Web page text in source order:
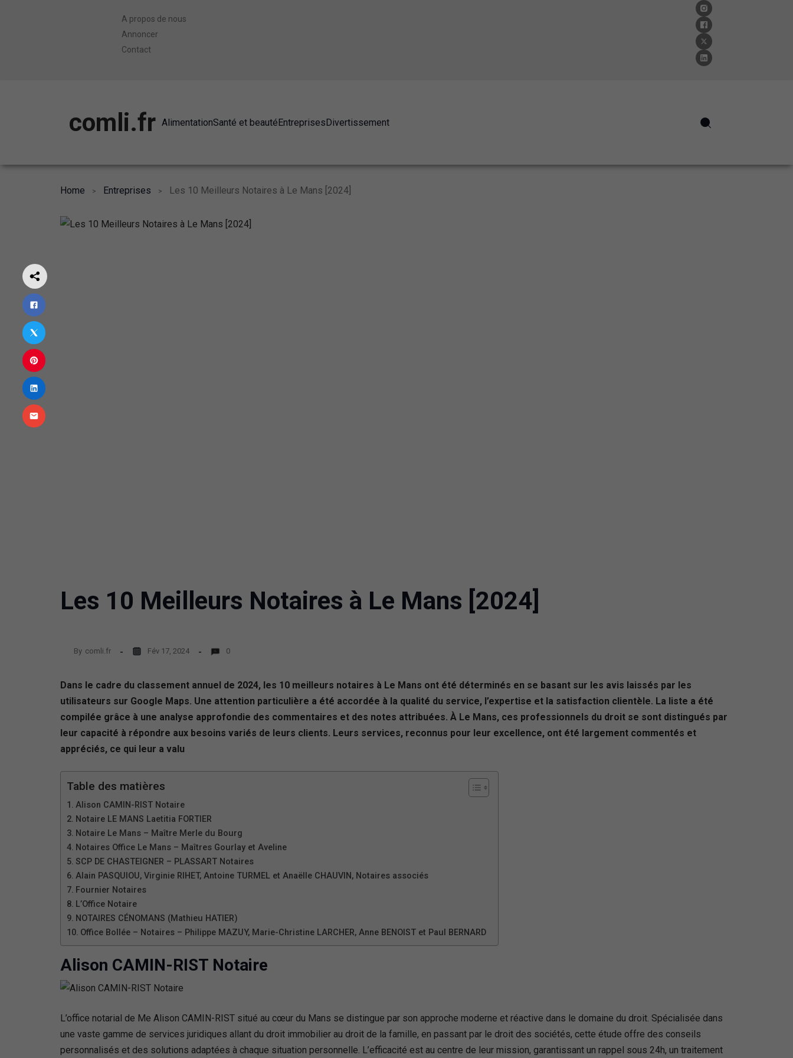
A propos de nous
Annoncer
Contact
comli.fr AlimentationSanté et beautéEntreprisesDivertissement
Home Entreprises Les 10 Meilleurs Notaires à Le Mans [2024]
Les 10 Meilleurs Notaires à Le Mans [2024]
By comli.fr Fév 17, 2024 0
Dans le cadre du classement annuel de 2024, les 10 meilleurs notaires à Le Mans ont été déterminés en se basant sur les avis laissés par les
utilisateurs sur Google Maps. Une attention particulière a été accordée à la qualité du service, l’expertise et la satisfaction clientèle. La liste a été
compilée grâce à une analyse approfondie des commentaires et des notes attribuées. À Le Mans, ces professionnels du droit se sont distingués par
leur capacité à répondre aux besoins variés de leurs clients. Leurs services, reconnus pour leur excellence, ont été largement commentés et
appréciés, ce qui leur a valu
Table des matières
Alison CAMIN-RIST Notaire
Notaire LE MANS Laetitia FORTIER
Notaire Le Mans – Maître Merle du Bourg
Notaires Office Le Mans – Maîtres Gourlay et Aveline
SCP DE CHASTEIGNER – PLASSART Notaires
Alain PASQUIOU, Virginie RIHET, Antoine TURMEL et Anaëlle CHAUVIN, Notaires associés
Fournier Notaires
L’Office Notaire
NOTAIRES CÉNOMANS (Mathieu HATIER)
Office Bollée – Notaires – Philippe MAZUY, Marie-Christine LARCHER, Anne BENOIST et Paul BERNARD
Alison CAMIN-RIST Notaire
L’office notarial de Me Alison CAMIN-RIST situé au cœur du Mans se distingue par son approche moderne et réactive dans le domaine du droit. Spécialisée dans
une vaste gamme de services juridiques allant du droit immobilier au droit de la famille, en passant par le droit des sociétés, cette étude offre des conseils
personnalisés et des solutions adaptées à chaque situation personnelle. L’efficacité est au centre de leur mission, garantissant un rappel sous 24h, un traitement